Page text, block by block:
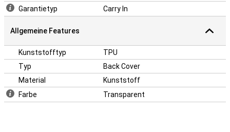
Garantietyp
Carry In
Allgemeine Features
Kunststofftyp
TPU
Typ
Back Cover
Material
Kunststoff
Farbe
Transparent